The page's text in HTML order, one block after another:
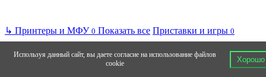
↳ Принтеры и МФУ 0 Показать все Приставки и игры 0
Используя данный сайт, вы даете согласие на использование файлов
cookie
Хорошо